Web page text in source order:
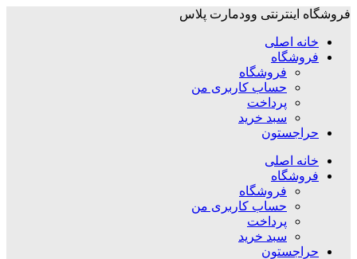
فروشگاه اینترنتی وودمارت پلاس
خانه اصلی
فروشگاه
فروشگاه
حساب کاربری من
پرداخت
سبد خرید
حراجستون
خانه اصلی
فروشگاه
فروشگاه
حساب کاربری من
پرداخت
سبد خرید
حراجستون